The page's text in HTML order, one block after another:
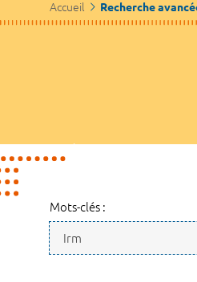
Accueil Recherche
Mots-clés :